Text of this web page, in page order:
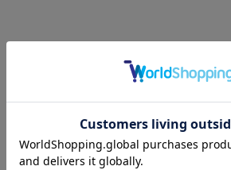
自然で美しい女性体型を完成させるリアル胸